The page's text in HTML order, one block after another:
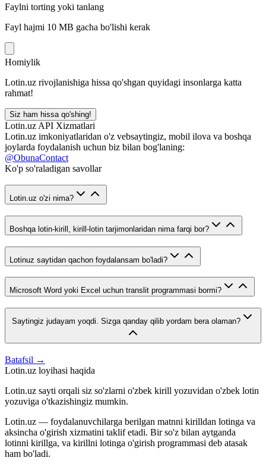
Faylni torting yoki tanlang
Fayl hajmi 10 MB gacha bo'lishi kerak
Homiylik
Lotin.uz rivojlanishiga hissa qo'shgan quyidagi insonlarga katta
rahmat!
Siz ham hissa qo'shing!
Lotin.uz API Xizmatlari
Lotin.uz imkoniyatlaridan o'z vebsaytingiz, mobil ilova va boshqa
joylarda foydalanish uchun biz bilan bog'laning:
@ObunaContact
Ko'p so'raladigan savollar
Lotin.uz o'zi nima?
Boshqa lotin-kirill, kirill-lotin tarjimonlaridan nima farqi bor?
Lotinuz saytidan qachon foydalansam bo'ladi?
Microsoft Word yoki Excel uchun translit programmasi bormi?
Saytingiz judayam yoqdi. Sizga qanday qilib yordam bera olaman?
Batafsil →
Lotin.uz loyihasi haqida
Lotin.uz sayti orqali siz so'zlarni o'zbek kirill yozuvidan o'zbek lotin
yozuviga o'tkazishingiz mumkin.
Lotin.uz — foydalanuvchilarga berilgan matnni kirilldan lotinga va
aksincha o'girish xizmatini taklif etadi. Bir so'z bilan aytganda
lotinni kirillga, va kirillni lotinga o'girish programmasi deb atasak
ham bo'ladi.